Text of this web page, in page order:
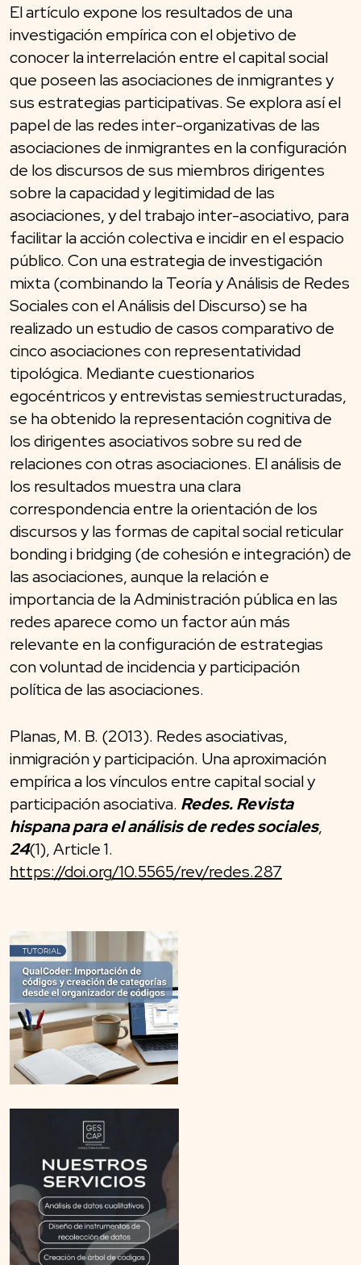
El artículo expone los resultados de una
investigación empírica con el objetivo de
conocer la interrelación entre el capital social
que poseen las asociaciones de inmigrantes y
sus estrategias participativas. Se explora así el
papel de las redes inter-organizativas de las
asociaciones de inmigrantes en la configuración
de los discursos de sus miembros dirigentes
sobre la capacidad y legitimidad de las
asociaciones, y del trabajo inter-asociativo, para
facilitar la acción colectiva e incidir en el espacio
público. Con una estrategia de investigación
mixta (combinando la Teoría y Análisis de Redes
Sociales con el Análisis del Discurso) se ha
realizado un estudio de casos comparativo de
cinco asociaciones con representatividad
tipológica. Mediante cuestionarios
egocéntricos y entrevistas semiestructuradas,
se ha obtenido la representación cognitiva de
los dirigentes asociativos sobre su red de
relaciones con otras asociaciones. El análisis de
los resultados muestra una clara
correspondencia entre la orientación de los
discursos y las formas de capital social reticular
bonding i bridging (de cohesión e integración) de
las asociaciones, aunque la relación e
importancia de la Administración pública en las
redes aparece como un factor aún más
relevante en la configuración de estrategias
con voluntad de incidencia y participación
política de las asociaciones.
Planas, M. B. (2013). Redes asociativas,
inmigración y participación. Una aproximación
empírica a los vínculos entre capital social y
participación asociativa. Redes. Revista
hispana para el análisis de redes sociales,
24(1), Article 1.
https://doi.org/10.5565/rev/redes.287